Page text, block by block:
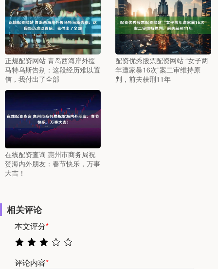
正规配资网站 青岛西海岸外援
马特乌斯告别：这段经历难以置
信，我付出了全部
配资优秀股票配资网站 “女子两
年遭家暴16次”案二审维持原
判，前夫获刑11年
在线配资查询 惠州市商务局祝
贺海内外朋友：春节快乐，万事
大吉！
相关评论
本文评分*
评论内容*